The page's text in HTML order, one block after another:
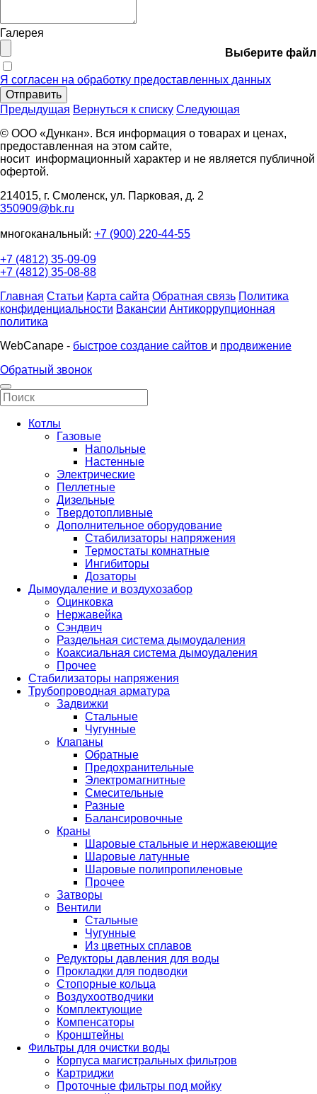
Галерея
Выберите файл
Я согласен на обработку предоставленных данных
Отправить
Предыдущая Вернуться к списку Следующая
© ООО «Дункан». Вся информация о товарах и ценах,
предоставленная на этом сайте,
носит информационный характер и не является публичной
офертой.
214015, г. Смоленск, ул. Парковая, д. 2
350909@bk.ru
многоканальный: +7 (900) 220-44-55
+7 (4812) 35-09-09
+7 (4812) 35-08-88
Главная Статьи Карта сайта Обратная связь Политика
конфиденциальности Вакансии Антикоррупционная
политика
WebCanape - быстрое создание сайтов и продвижение
Обратный звонок
Котлы
Газовые
Напольные
Настенные
Электрические
Пеллетные
Дизельные
Твердотопливные
Дополнительное оборудование
Стабилизаторы напряжения
Термостаты комнатные
Ингибиторы
Дозаторы
Дымоудаление и воздухозабор
Оцинковка
Нержавейка
Сэндвич
Раздельная система дымоудаления
Коаксиальная система дымоудаления
Прочее
Стабилизаторы напряжения
Трубопроводная арматура
Задвижки
Стальные
Чугунные
Клапаны
Обратные
Предохранительные
Электромагнитные
Смесительные
Разные
Балансировочные
Краны
Шаровые стальные и нержавеющие
Шаровые латунные
Шаровые полипропиленовые
Прочее
Затворы
Вентили
Стальные
Чугунные
Из цветных сплавов
Редукторы давления для воды
Прокладки для подводки
Стопорные кольца
Воздухоотводчики
Комплектующие
Компенсаторы
Кронштейны
Фильтры для очистки воды
Корпуса магистральных фильтров
Картриджи
Проточные фильтры под мойку